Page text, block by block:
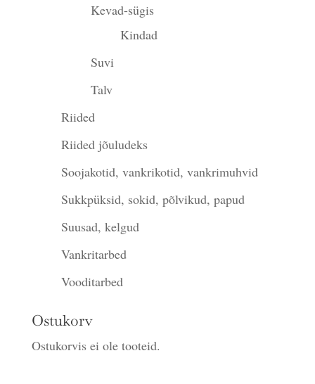
Kevad-sügis
Kindad
Suvi
Talv
Riided
Riided jõuludeks
Soojakotid, vankrikotid, vankrimuhvid
Sukkpüksid, sokid, põlvikud, papud
Suusad, kelgud
Vankritarbed
Vooditarbed
Ostukorv
Ostukorvis ei ole tooteid.